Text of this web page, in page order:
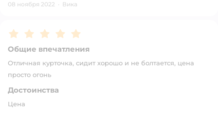
08 ноября 2022 · Вика
Рейтинг:5
Общие впечатления
Отличная курточка, сидит хорошо и не болтается, цена
просто огонь
Достоинства
Цена